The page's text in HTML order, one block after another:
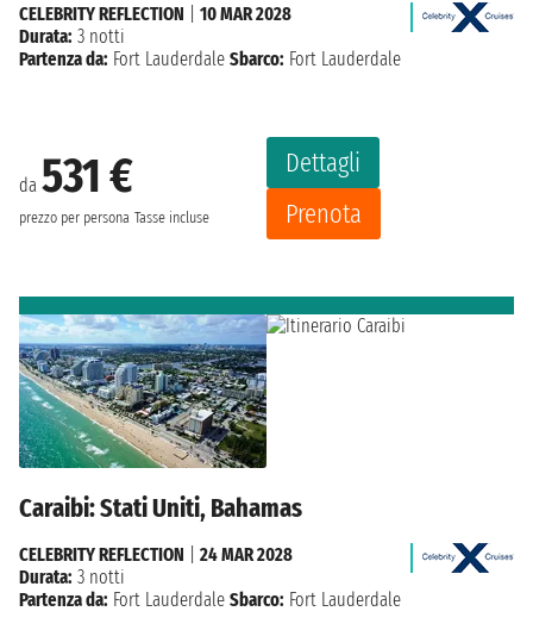
da 531 €
prezzo per persona Tasse incluse
Dettagli
Prenota
CELEBRITY REFLECTION
10 MAR 2028
Durata: 3 notti
Partenza da: Fort Lauderdale Sbarco: Fort Lauderdale
Caraibi: Stati Uniti, Bahamas
CELEBRITY REFLECTION
24 MAR 2028
Durata: 3 notti
Partenza da: Fort Lauderdale Sbarco: Fort Lauderdale